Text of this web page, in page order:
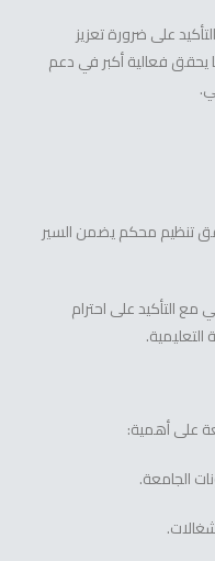
على ضرورة تعزيز
يحقق فعالية أكبر في دعم
تنظيم محكم يضمن السير
مع التأكيد على احترام
على أهمية:
الجامعة.